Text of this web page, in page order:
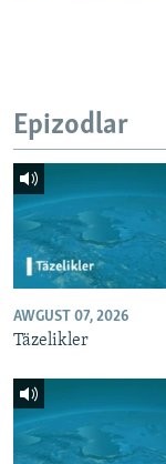
Epizodlar
AWGUST 07, 2026
Täzelikler